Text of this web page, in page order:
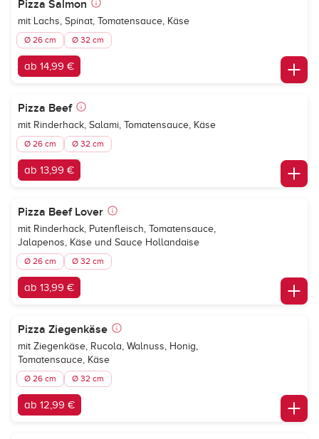
Pizza Salmon
mit Lachs, Spinat, Tomatensauce, Käse
Ø 26 cm Ø 32 cm
ab 14,99 €
Pizza Beef
mit Rinderhack, Salami, Tomatensauce, Käse
Ø 26 cm Ø 32 cm
ab 13,99 €
Pizza Beef Lover
mit Rinderhack, Putenfleisch, Tomatensauce,
Jalapenos, Käse und Sauce Hollandaise
Ø 26 cm Ø 32 cm
ab 13,99 €
Pizza Ziegenkäse
mit Ziegenkäse, Rucola, Walnuss, Honig,
Tomatensauce, Käse
Ø 26 cm Ø 32 cm
ab 12,99 €